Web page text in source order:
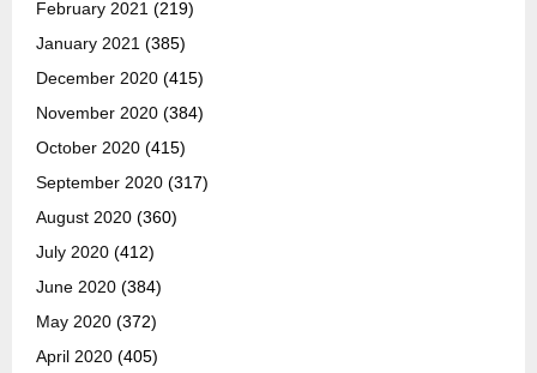
February 2021 (219)
January 2021 (385)
December 2020 (415)
November 2020 (384)
October 2020 (415)
September 2020 (317)
August 2020 (360)
July 2020 (412)
June 2020 (384)
May 2020 (372)
April 2020 (405)